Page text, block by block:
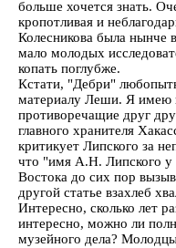
больше хочется знать.
кропотливая и
Колесникова была нынче
мало молодых
копать поглубже.
Кстати, "Дебри"
материалу Леши. Я имею
противоречащие друг
главного хранителя
критикует Липского за
что "имя А.Н. Липского у
Востока до сих пор
другой статье взахлеб
Интересно, сколько лет
интересно, можно ли
музейного дела?